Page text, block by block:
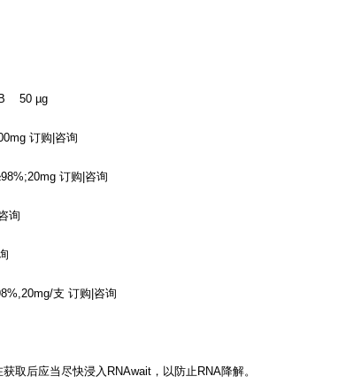
50 µg
订购|咨询
订购|咨询
询
支 订购|咨询
取后应当尽快浸入RNAwait，以防止RNA降解。